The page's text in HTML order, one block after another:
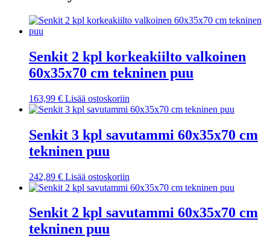
Senkit 2 kpl korkeakiilto valkoinen
60x35x70 cm tekninen puu
163,99 € Lisää ostoskoriin
Senkit 3 kpl savutammi 60x35x70 cm
tekninen puu
242,89 € Lisää ostoskoriin
Senkit 2 kpl savutammi 60x35x70 cm
tekninen puu